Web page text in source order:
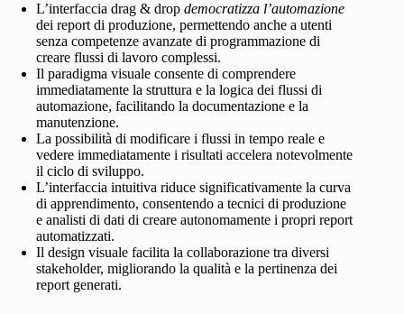
L’interfaccia drag & drop democratizza l’automazione
dei report di produzione, permettendo anche a utenti
senza competenze avanzate di programmazione di
creare flussi di lavoro complessi.
Il paradigma visuale consente di comprendere
immediatamente la struttura e la logica dei flussi di
automazione, facilitando la documentazione e la
manutenzione.
La possibilità di modificare i flussi in tempo reale e
vedere immediatamente i risultati accelera notevolmente
il ciclo di sviluppo.
L’interfaccia intuitiva riduce significativamente la curva
di apprendimento, consentendo a tecnici di produzione
e analisti di dati di creare autonomamente i propri report
automatizzati.
Il design visuale facilita la collaborazione tra diversi
stakeholder, migliorando la qualità e la pertinenza dei
report generati.